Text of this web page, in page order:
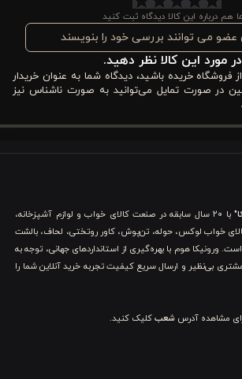
کوچکی واقعاً کاربردی خواهند بود.
این محصول، بسته‌بندی دو عددی آن است.
برای سرو انواع مزه یا استفاده چند نفره کاملاً
بر این، قابلیت شستشو در ماشین ظرفشویی
و مزه هستید، چنگال زیتون ‌خوری ورونیکا
اما هوشمندانه برای آشپزخانه شما باشد.
زیتون ‌خوری استیل ورونیکا
کاسه‌ها و ظروف پذیرایی
کوچک بدون تماس دست
در مهمانی‌ها، دورهمی‌ها و مراسم
دورچین‌ها مثل لیمو، گوجه‌گیلاسی، زیتون
تزئینی
پیش‌غذا کنار سالاد بار یا ظروف مزه
هم درباره این کالا دیدگاه ثبت کنید
عضو می توانند بررسی خود را بنویسند
مورد این کالا نظر دهید.
فروشگاه خریده باشید، دیدگاه شما به عنوان خریدار
در صورت تمایل می‌توانید به صورت ناشناس نیز
با ۲۰ سال سابقه در صنعت کالای خواب و لوازم آشپزخانه،
خواب لوکس، حوله، تن‌پوش، کاور روتختی، لحاف، بالشت
ورونیکا هوم با بهره‌گیری از استانداردهای جهانی، توجه به
بی‌نظیر و ارسال سریع کیفیت تجربه خرید آنلاین شما را
شعبکلیک کنید.